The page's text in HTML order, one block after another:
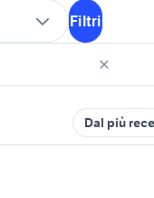
Filtri
Dal più